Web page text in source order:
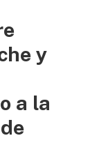
y
a la